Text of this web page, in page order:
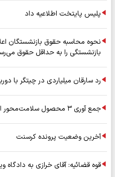
پلیس پایتخت اطلاعیه داد
نحوه محاسبه حقوق بازنشستگان
بازنشستگی را به حداقل حقوق
رد سارقان میلیاردی در چیتگر با
جمع آوری ۳ محصول سلامت‌محور از بازار/ اسامی
آخرین وضعیت پرونده کرسنت
قوه قضائیه: آقای خرازی به دادگاه